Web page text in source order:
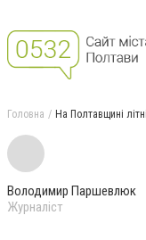
Головна На Полтавщині
Володимир Паршевлюк
Журналіст